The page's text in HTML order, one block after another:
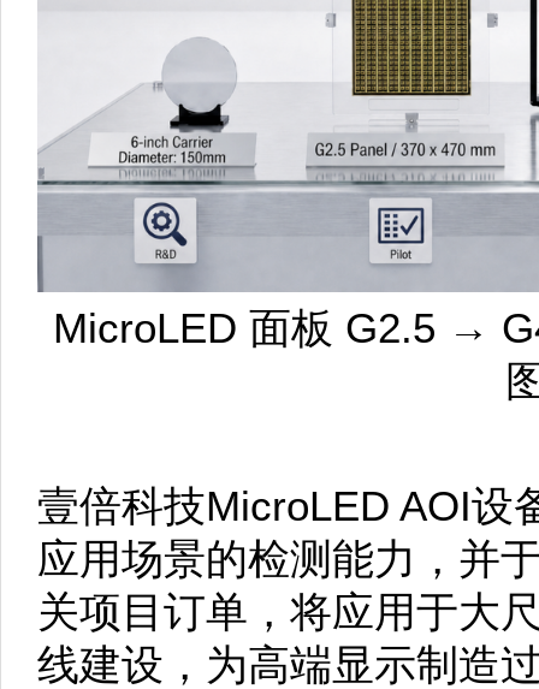
MicroLED 面板 G2.5 →
壹倍科技MicroLED AOI设
应用场景的检测能力，并
关项目订单，将应用于大
线建设，为高端显示制造